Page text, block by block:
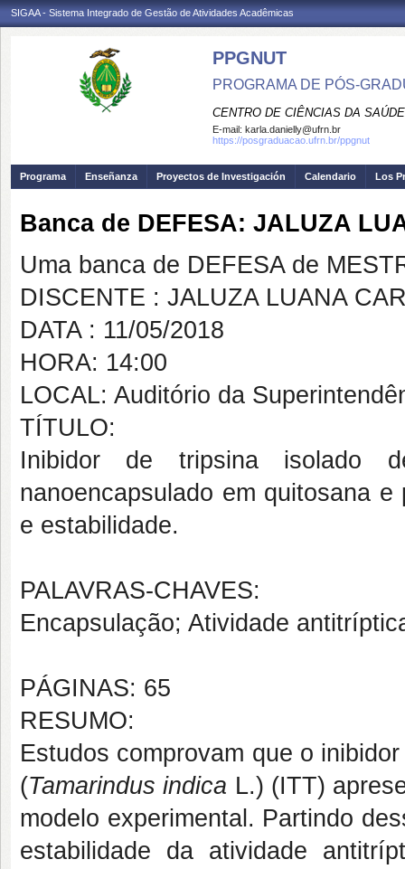
SIGAA - Sistema Integrado de Gestão de Atividades Acadêmicas
PPGNUT
PROGRAMA DE PÓS-
CENTRO DE CIÊNCIAS DA SAÚDE
E-mail: karla.danielly@ufrn.br
https://posgraduacao.ufrn.br/ppgnut
Programa Enseñanza Proyectos de Investigación Calendario Los
Banca de DEFESA: JALUZA
Uma banca de DEFESA de
DISCENTE : JALUZA LUANA
DATA : 11/05/2018
HORA: 14:00
LOCAL: Auditório da
TÍTULO:
Inibidor de tripsina isolado
nanoencapsulado em quitosana
e estabilidade.
PALAVRAS-CHAVES:
Encapsulação; Atividade
PÁGINAS: 65
RESUMO:
Estudos comprovam que o
(Tamarindus indica L.) (ITT)
modelo experimental. Partindo
estabilidade da atividade